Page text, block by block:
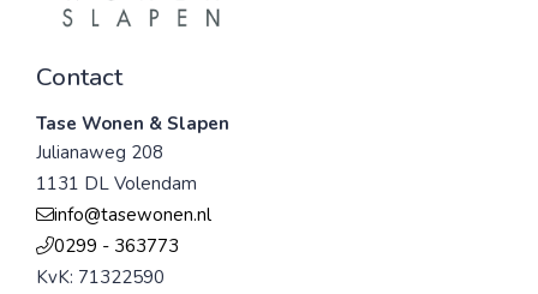
Contact
Tase Wonen & Slapen
Julianaweg 208
1131 DL Volendam
info@tasewonen.nl
0299 - 363773
KvK: 71322590